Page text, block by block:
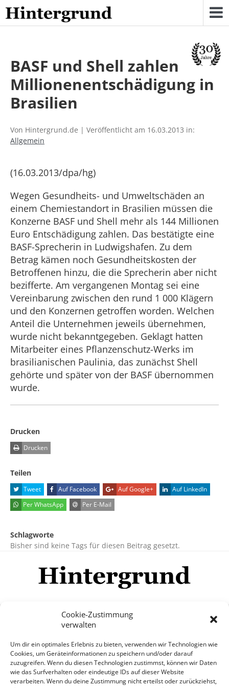
Cookie-Zustimmung
verwalten
Um dir ein optimales Erlebnis zu bieten, verwenden wir Technologien wie
Cookies, um Geräteinformationen zu speichern und/oder darauf
zuzugreifen. Wenn du diesen Technologien zustimmst, können wir Daten
wie das Surfverhalten oder eindeutige IDs auf dieser Website
verarbeiten. Wenn du deine Zustimmung nicht erteilst oder zurückziehst,
Skip
to
content
BASF und Shell zahlen
Millionenentschädigung in
Brasilien
Von Hintergrund.de | Veröffentlicht am 16.03.2013 in:
Allgemein
(16.03.2013/dpa/hg)
Wegen Gesundheits- und Umweltschäden an
einem Chemiestandort in Brasilien müssen die
Konzerne BASF und Shell mehr als 144 Millionen
Euro Entschädigung zahlen. Das bestätigte eine
BASF-Sprecherin in Ludwigshafen. Zu dem
Betrag kämen noch Gesundheitskosten der
Betroffenen hinzu, die die Sprecherin aber nicht
bezifferte. Am vergangenen Montag sei eine
Vereinbarung zwischen den rund 1 000 Klägern
und den Konzernen getroffen worden. Welchen
Anteil die Unternehmen jeweils übernehmen,
wurde nicht bekanntgegeben. Geklagt hatten
Mitarbeiter eines Pflanzenschutz-Werks im
brasilianischen Paulinia, das zunächst Shell
gehörte und später von der BASF übernommen
wurde.
Drucken
Drucken
Teilen
Tweet Auf Facebook Auf Google+
Auf LinkedIn
Per WhatsApp
Per E-Mail
Schlagworte
Bisher sind keine Tags für diesen Beitrag gesetzt.
Mehr
© Copyright Hintergrund.de, 2015 - 2026